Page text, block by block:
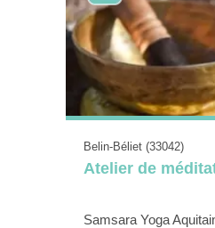
Belin-Béliet (33042)
Atelier de
Samsara Yoga